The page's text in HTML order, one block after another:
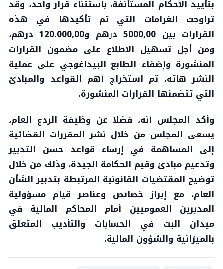
بتأييد الأحكام المستأنفة، باستثناء قرار واحد، وقد
تراوحت الغرامات التي تم تأكيدها في هذه
القرارات بين 5000,00 درهم و120.000,00 درهم،
ومن أجل تسهيل الاطلاع على مضمون القرارات
المنشورة وإضفاء الطابع البيداغوجي على عملية
النشر هاته، تم استخراج أهم القواعد والمبادئ
التي تتضمنها القرارات المنشورة.
وأكد المجلس أنه، فضلا عن وظيفة الردع العام،
يسعى المجلس من خلال نشر المقررات القضائية
إلى المساهمة في إرساء قواعد حسن التدبير
وتدعيم مبادئ وقيم الحكامة الجيدة، وذلك من خلال
توضيح المقتضيات القانونية المرتبطة بتدبير الشأن
العام، مع إبراز خصائص وعناصر قيام مسؤولية
المدبرين العموميين أمام المحاكم المالية في
ميدان البت في الحسابات والتأديب المتعلق
بالميزانية والشؤون المالية.